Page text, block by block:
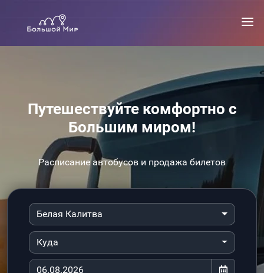
Путешествуйте комфортно с
Большим миром!
Расписание автобусов и продажа билетов
Белая Калитва
Куда